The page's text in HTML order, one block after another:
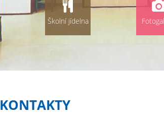
Školní jídelna
KONTAKTY